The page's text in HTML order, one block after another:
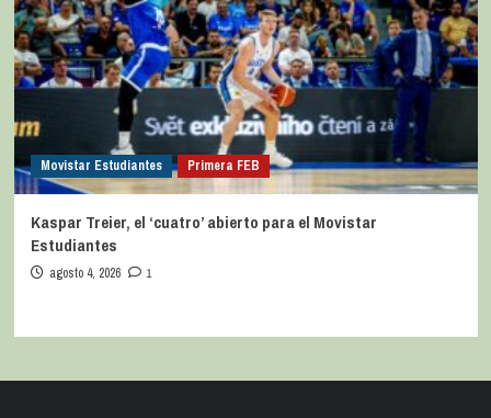
Movistar Estudiantes Primera FEB
Kaspar Treier, el ‘cuatro’ abierto para el Movistar
Estudiantes
agosto 4, 2026 1